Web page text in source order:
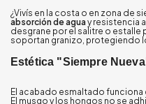
¿Vivís en la costa o en zona de
absorción de aguay resistencia
desgrane por el salitre o estalle
soportan granizo, protegiendo
Estética "Siempre
El acabado esmaltado
El musgo y los hongos no se